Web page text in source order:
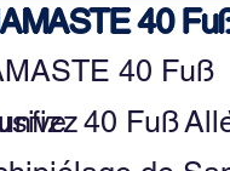
40
40 Fuß
40 Fuß